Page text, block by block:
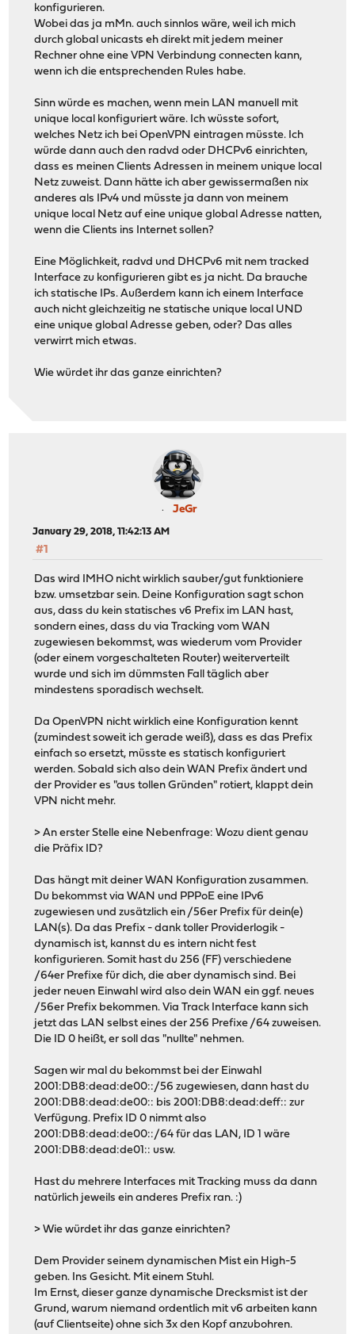
konfigurieren.
Wobei das ja mMn. auch sinnlos wäre, weil ich mich
durch global unicasts eh direkt mit jedem meiner
Rechner ohne eine VPN Verbindung connecten kann,
wenn ich die entsprechenden Rules habe.
Sinn würde es machen, wenn mein LAN manuell mit
unique local konfiguriert wäre. Ich wüsste sofort,
welches Netz ich bei OpenVPN eintragen müsste. Ich
würde dann auch den radvd oder DHCPv6 einrichten,
dass es meinen Clients Adressen in meinem unique local
Netz zuweist. Dann hätte ich aber gewissermaßen nix
anderes als IPv4 und müsste ja dann von meinem
unique local Netz auf eine unique global Adresse natten,
wenn die Clients ins Internet sollen?
Eine Möglichkeit, radvd und DHCPv6 mit nem tracked
Interface zu konfigurieren gibt es ja nicht. Da brauche
ich statische IPs. Außerdem kann ich einem Interface
auch nicht gleichzeitig ne statische unique local UND
eine unique global Adresse geben, oder? Das alles
verwirrt mich etwas.
Wie würdet ihr das ganze einrichten?
JeGr
January 29, 2018, 11:42:13 AM
#1
Das wird IMHO nicht wirklich sauber/gut funktioniere
bzw. umsetzbar sein. Deine Konfiguration sagt schon
aus, dass du kein statisches v6 Prefix im LAN hast,
sondern eines, dass du via Tracking vom WAN
zugewiesen bekommst, was wiederum vom Provider
(oder einem vorgeschalteten Router) weiterverteilt
wurde und sich im dümmsten Fall täglich aber
mindestens sporadisch wechselt.
Da OpenVPN nicht wirklich eine Konfiguration kennt
(zumindest soweit ich gerade weiß), dass es das Prefix
einfach so ersetzt, müsste es statisch konfiguriert
werden. Sobald sich also dein WAN Prefix ändert und
der Provider es "aus tollen Gründen" rotiert, klappt dein
VPN nicht mehr.
> An erster Stelle eine Nebenfrage: Wozu dient genau
die Präfix ID?
Das hängt mit deiner WAN Konfiguration zusammen.
Du bekommst via WAN und PPPoE eine IPv6
zugewiesen und zusätzlich ein /56er Prefix für dein(e)
LAN(s). Da das Prefix - dank toller Providerlogik -
dynamisch ist, kannst du es intern nicht fest
konfigurieren. Somit hast du 256 (FF) verschiedene
/64er Prefixe für dich, die aber dynamisch sind. Bei
jeder neuen Einwahl wird also dein WAN ein ggf. neues
/56er Prefix bekommen. Via Track Interface kann sich
jetzt das LAN selbst eines der 256 Prefixe /64 zuweisen.
Die ID 0 heißt, er soll das "nullte" nehmen.
Sagen wir mal du bekommst bei der Einwahl
2001:DB8:dead:de00::/56 zugewiesen, dann hast du
2001:DB8:dead:de00:: bis 2001:DB8:dead:deff:: zur
Verfügung. Prefix ID 0 nimmt also
2001:DB8:dead:de00::/64 für das LAN, ID 1 wäre
2001:DB8:dead:de01:: usw.
Hast du mehrere Interfaces mit Tracking muss da dann
natürlich jeweils ein anderes Prefix ran. :)
> Wie würdet ihr das ganze einrichten?
Dem Provider seinem dynamischen Mist ein High-5
geben. Ins Gesicht. Mit einem Stuhl.
Im Ernst, dieser ganze dynamische Drecksmist ist der
Grund, warum niemand ordentlich mit v6 arbeiten kann
(auf Clientseite) ohne sich 3x den Kopf anzubohren.